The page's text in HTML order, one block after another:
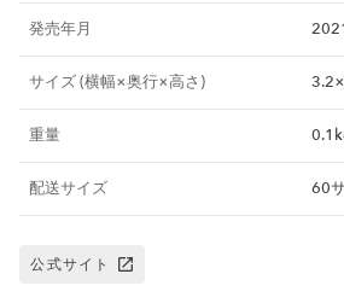
発売年月
サイズ (横幅×奥行×高さ)
重量
配送サイズ 60
公式サイト